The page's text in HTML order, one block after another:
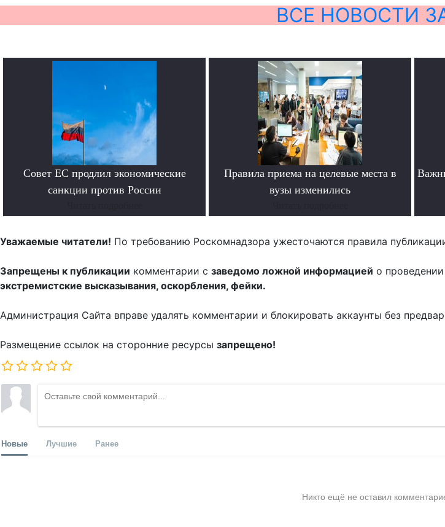
ВСЕ НОВОСТИ
Совет ЕС продлил экономические
санкции против России
Правила приема на целевые места в
вузы изменились
Уважаемые читатели! По требованию Роскомнадзора ужесточаются правила
Запрещены к публикации комментарии с заведомо ложной информацией о
экстремистские высказывания, оскорбления, фейки.
Администрация Сайта вправе удалять комментарии и блокировать аккаунты без
Размещение ссылок на сторонние ресурсы запрещено!
Новые Лучшие Ранее
Никто ещё не оставил